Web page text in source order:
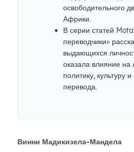
освободительного
Африки.
В серии статей
переводчики»
выдающихся
оказала влияние на
политику, культуру
перевода.
Винни Мадикизела-Мандела